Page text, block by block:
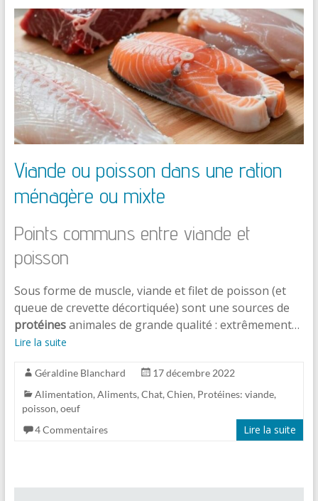
Viande ou poisson dans une ration
ménagère ou mixte
Points communs entre viande et
poisson
Sous forme de muscle, viande et filet de poisson (et
queue de crevette décortiquée) sont une sources de
protéinesanimales de grande qualité : extrêmement…
Lire la suite
Géraldine Blanchard
17 décembre 2022
Alimentation, Aliments, Chat, Chien, Protéines: viande,
poisson, oeuf
4 Commentaires
Lire la suite